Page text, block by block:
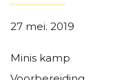
27 mei. 2019
Minis kamp